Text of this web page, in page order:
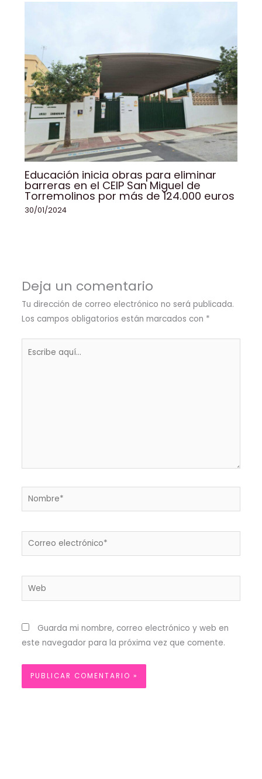
Educación inicia obras para eliminar
barreras en el CEIP San Miguel de
Torremolinos por más de 124.000 euros
30/01/2024
Deja un comentario
Tu dirección de correo electrónico no será publicada.
Los campos obligatorios están marcados con *
Nombre*
Correo
electrónico*
Web
Guarda mi nombre, correo electrónico y web en
este navegador para la próxima vez que comente.